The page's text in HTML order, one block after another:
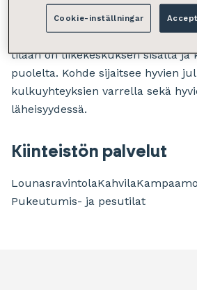
Vuokrataan liiketila Liikekeskus
Järvenpään kaupallisen
tilaan on liikekeskuksen sisältä ja
puolelta. Kohde sijaitsee hyvien
kulkuyhteyksien varrella sekä
läheisyydessä.
Kiinteistön palvelut
LounasravintolaKahvila
Pukeutumis- ja pesutilat
Cookie-inställningar